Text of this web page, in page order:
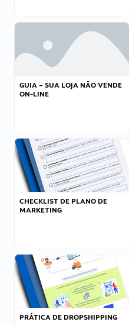
GUIA – SUA LOJA NÃO VENDE
ON-LINE
CHECKLIST DE PLANO DE
MARKETING
PRÁTICA DE DROPSHIPPING